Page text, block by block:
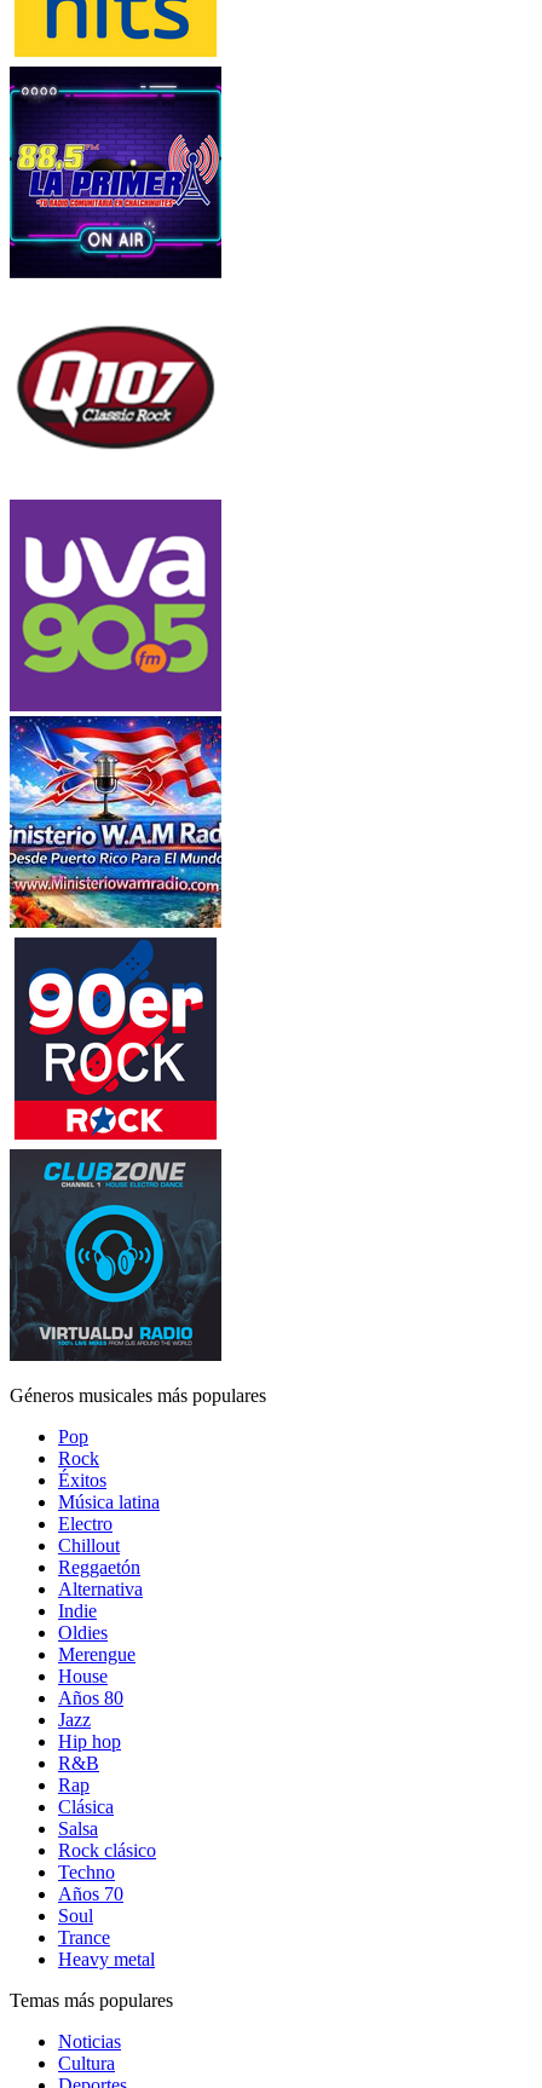
Géneros musicales más populares
Pop
Rock
Éxitos
Música latina
Electro
Chillout
Reggaetón
Alternativa
Indie
Oldies
Merengue
House
Años 80
Jazz
Hip hop
R&B
Rap
Clásica
Salsa
Rock clásico
Techno
Años 70
Soul
Trance
Heavy metal
Temas más populares
Noticias
Cultura